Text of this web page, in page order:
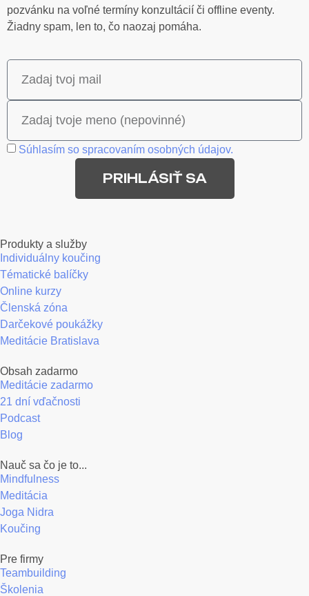
pozvánku na voľné termíny konzultácií či offline eventy.
Žiadny spam, len to, čo naozaj pomáha.
Súhlasím so spracovaním osobných údajov.
PRIHLÁSIŤ SA
Produkty a služby
Individuálny koučing
Tématické balíčky
Online kurzy
Členská zóna
Darčekové poukážky
Meditácie Bratislava
Obsah zadarmo
Meditácie zadarmo
21 dní vďačnosti
Podcast
Blog
Nauč sa čo je to...
Mindfulness
Meditácia
Joga Nidra
Koučing
Pre firmy
Teambuilding
Školenia